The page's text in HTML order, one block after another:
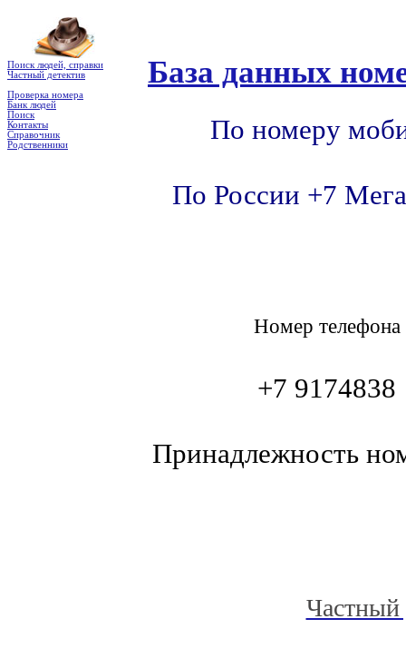
Поиск людей, справки
Частный детектив
Проверка номера
Банк людей
Поиск
Контакты
Справочник
Родственники
База данных
По номеру
По России +7
Номер
+7 9174838
Принадлежность
Частный